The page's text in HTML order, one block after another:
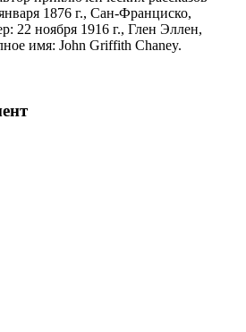
1876 г., Сан-Франциско,
ноября 1916 г., Глен Эллен,
имя: John Griffith Chaney.